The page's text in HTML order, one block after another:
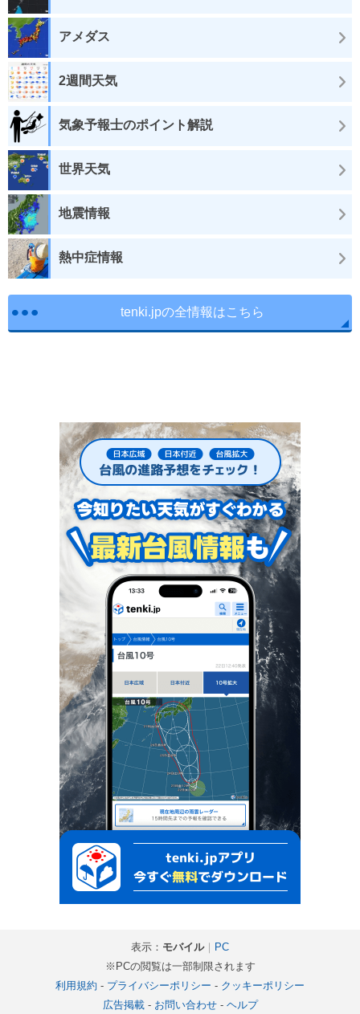
アメダス
2週間天気
気象予報士のポイント解説
世界天気
地震情報
熱中症情報
tenki.jpの全情報はこちら
表示： モバイル｜ PC
※PCの閲覧は一部制限されます
利用規約 - プライバシーポリシー - クッキーポリシー
広告掲載- お問い合わせ- ヘルプ